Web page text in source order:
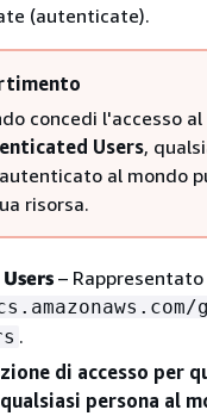
(autenticate).
concedi l'accesso al
Users,
al mondo
risorsa.
– Rappresentato
.
di accesso per
persona al